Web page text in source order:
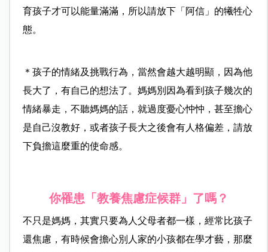
育孩子才可以能量滿滿，所以請放下「阿信」的犧牲心
態。
＊孩子的情緒及挑戰行為，當然會越大越明顯，因為他
長大了，有自己的想法了。媽媽別因為看到孩子幾次的
情緒暴走，不聽媽媽的話，就過度憂心忡忡，甚至擔心
是自己沒教好，或者孩子長大之後會有人格偏差，請放
下負擔這麼重的使命感。
你罹患「教養焦慮症候群」了嗎？
不只是媽媽，其實只要為人父母者都一樣，經常比孩子
還焦慮，有時候會擔心別人家的小孩都在學才藝，那麼